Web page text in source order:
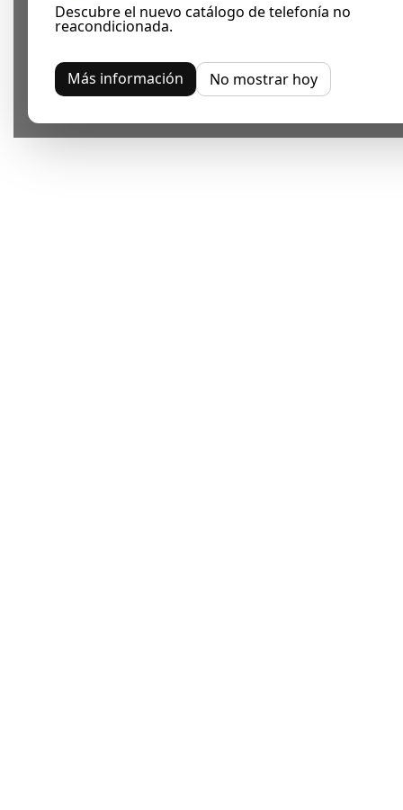
Descubre el nuevo catálogo de telefonía no
reacondicionada.
Más información No mostrar hoy